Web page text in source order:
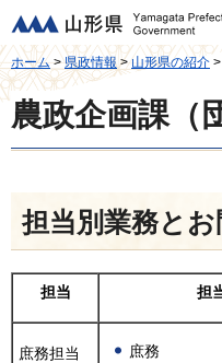
山形県
ホーム>県政情報>山形県の紹介 >
農政企画課（
担当別業務と
担当 担
庶務担当 庶務